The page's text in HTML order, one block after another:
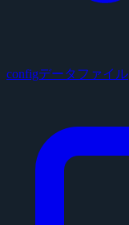
configデータファイル